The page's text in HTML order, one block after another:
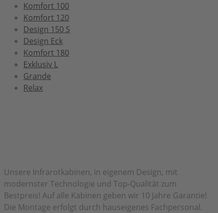
Komfort 100
Komfort 120
Design 150 S
Design Eck
Komfort 180
Exklusiv L
Grande
Relax
Unsere Infrarotkabinen, in eigenem Design, mit
modernster Technologie und Top-Qualität zum
Bestpreis! Auf alle Kabinen geben wir 10 Jahre Garantie!
Die Montage erfolgt durch hauseigenes Fachpersonal.